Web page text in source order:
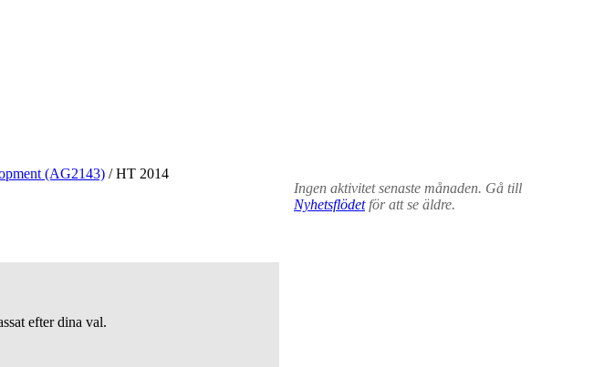
(AG2143) /HT 2014
efter dina val.
Ingen aktivitet senaste månaden. Gå till
Nyhetsflödetför att se äldre.